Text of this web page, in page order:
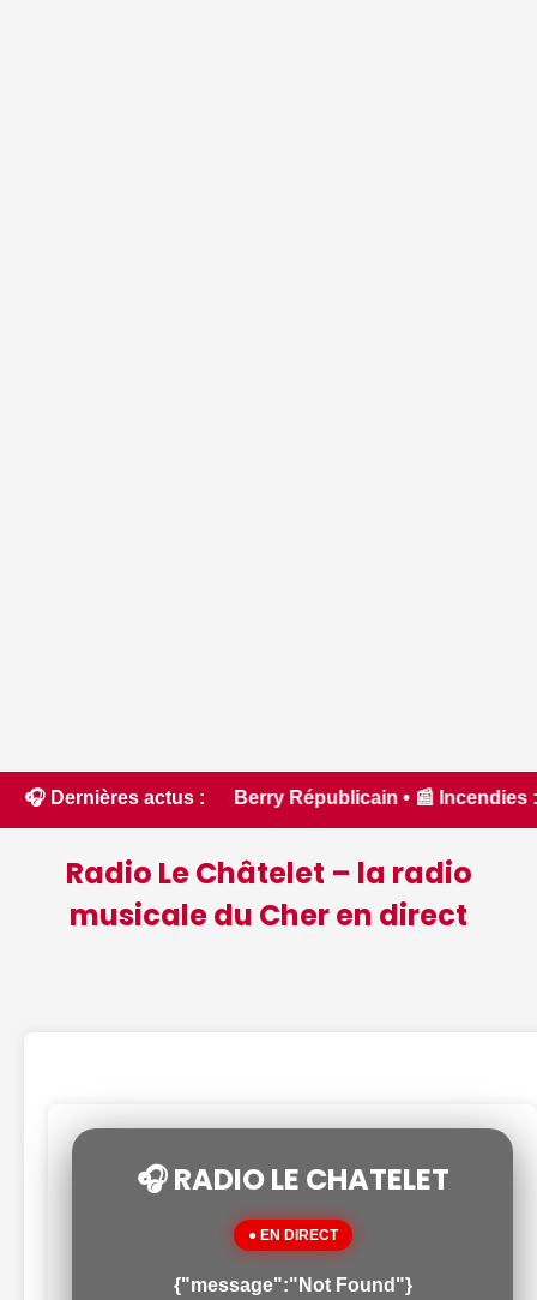
🎧 Dernières actus :
Berry Républicain • 📰 Incendies : des
Radio Le Châtelet – la radio
musicale du Cher en direct
🎧 RADIO LE CHATELET
● EN DIRECT
{"message":"Not Found"}